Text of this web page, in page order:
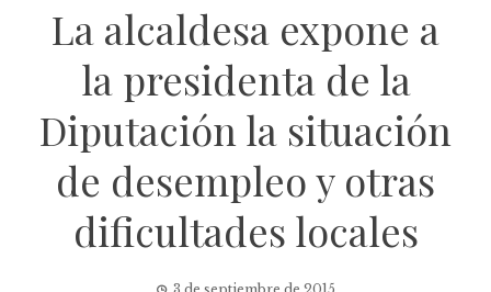
La alcaldesa expone a
la presidenta de la
Diputación la situación
de desempleo y otras
dificultades locales